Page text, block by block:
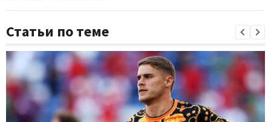
Статьи по теме